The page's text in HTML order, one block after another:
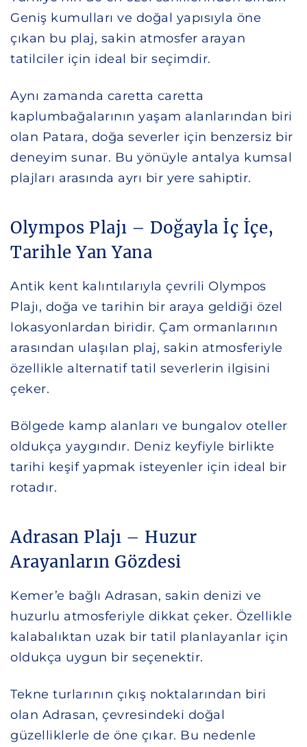
Geniş kumulları ve doğal yapısıyla öne
çıkan bu plaj, sakin atmosfer arayan
tatilciler için ideal bir seçimdir.
Aynı zamanda caretta caretta
kaplumbağalarının yaşam alanlarından biri
olan Patara, doğa severler için benzersiz bir
deneyim sunar. Bu yönüyle antalya kumsal
plajları arasında ayrı bir yere sahiptir.
Olympos Plajı – Doğayla İç İçe,
Tarihle Yan Yana
Antik kent kalıntılarıyla çevrili Olympos
Plajı, doğa ve tarihin bir araya geldiği özel
lokasyonlardan biridir. Çam ormanlarının
arasından ulaşılan plaj, sakin atmosferiyle
özellikle alternatif tatil severlerin ilgisini
çeker.
Bölgede kamp alanları ve bungalov oteller
oldukça yaygındır. Deniz keyfiyle birlikte
tarihi keşif yapmak isteyenler için ideal bir
rotadır.
Adrasan Plajı – Huzur
Arayanların Gözdesi
Kemer’e bağlı Adrasan, sakin denizi ve
huzurlu atmosferiyle dikkat çeker. Özellikle
kalabalıktan uzak bir tatil planlayanlar için
oldukça uygun bir seçenektir.
Tekne turlarının çıkış noktalarından biri
olan Adrasan, çevresindeki doğal
güzelliklerle de öne çıkar. Bu nedenle